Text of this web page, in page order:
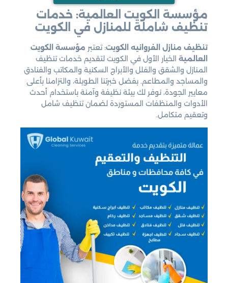
مؤسسة الكويت العالمية: خدمات
تنظيف شاملة للمنازل في الكويت
تنظيف منازل الفروانيه الكويت: تعتبر مؤسسة الكويت
العالمية الخيار الأول في الكويت لتقديم خدمات تنظيف
المنازل والشقق والفلل والأبراج السكنية والمكاتب والفنادق
والمساجد والمطاعم. بفضل خبرتنا الطويلة، والتزامنا بأعلى
معايير الجودة، نوفر لك بيئة نظيفة وآمنة باستخدام أحدث
الأدوات والمنظفات المستوردة لضمان تنظيف شامل
وتعقيم متكامل.